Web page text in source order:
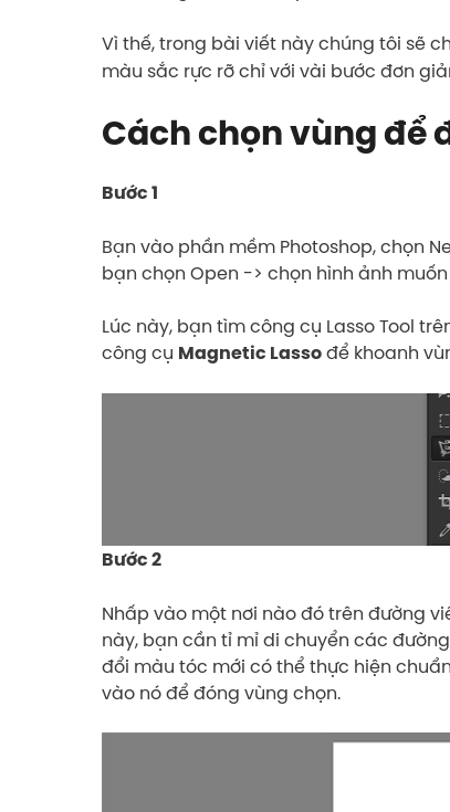
Vì thế, trong bài viết này chúng tôi sẽ
màu sắc rực rỡ chỉ với vài bước đơn
Cách chọn vùng để
Bước 1
Bạn vào phần mềm Photoshop, chọn
bạn chọn Open -> chọn hình ảnh
Lúc này, bạn tìm công cụ Lasso Tool
công cụ Magnetic Lassođể khoanh
Bước 2
Nhấp vào một nơi nào đó trên đường
này, bạn cần tỉ mỉ di chuyển các
đổi màu tóc mới có thể thực hiện
vào nó để đóng vùng chọn.